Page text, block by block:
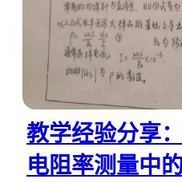
教学经验分享
电阻率测量中